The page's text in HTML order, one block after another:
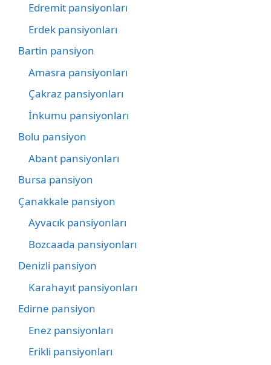
Edremit pansiyonları
Erdek pansiyonları
Bartin pansiyon
Amasra pansiyonları
Çakraz pansiyonları
İnkumu pansiyonları
Bolu pansiyon
Abant pansiyonları
Bursa pansiyon
Çanakkale pansiyon
Ayvacık pansiyonları
Bozcaada pansiyonları
Denizli pansiyon
Karahayıt pansiyonları
Edirne pansiyon
Enez pansiyonları
Erikli pansiyonları